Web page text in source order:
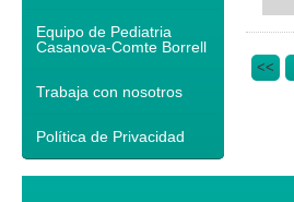
Equipo de Pediatria
Casanova-Comte Borrell
Trabaja con nosotros
Política de Privacidad
<<